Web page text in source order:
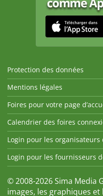
Protection des données
Mentions légales
Foires pour votre page
Calendrier des foires
Login pour les organisateurs
Login pour les fournisseurs
© 2008-2026 Sima Media
images, les graphiques